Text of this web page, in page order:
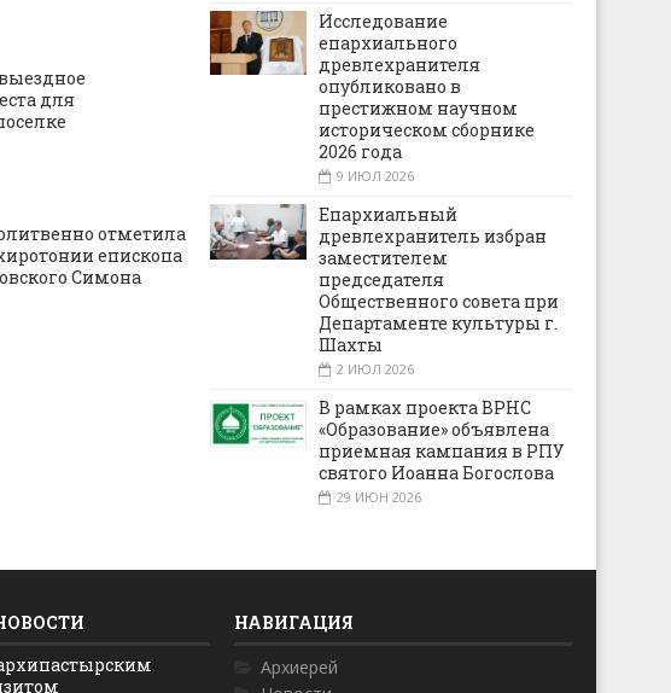
для
отметила
епископа
Симона
Исследование
епархиального
древлехранителя
опубликовано в
престижном научном
историческом сборнике
2026 года
9 ИЮЛ 2026
Епархиальный
древлехранитель избран
заместителем
председателя
Общественного совета при
Департаменте культуры г.
Шахты
2 ИЮЛ 2026
В рамках проекта ВРНС
«Образование» объявлена
приемная кампания в РПУ
святого Иоанна Богослова
29 ИЮН 2026
НАВИГАЦИЯ
Архиерей